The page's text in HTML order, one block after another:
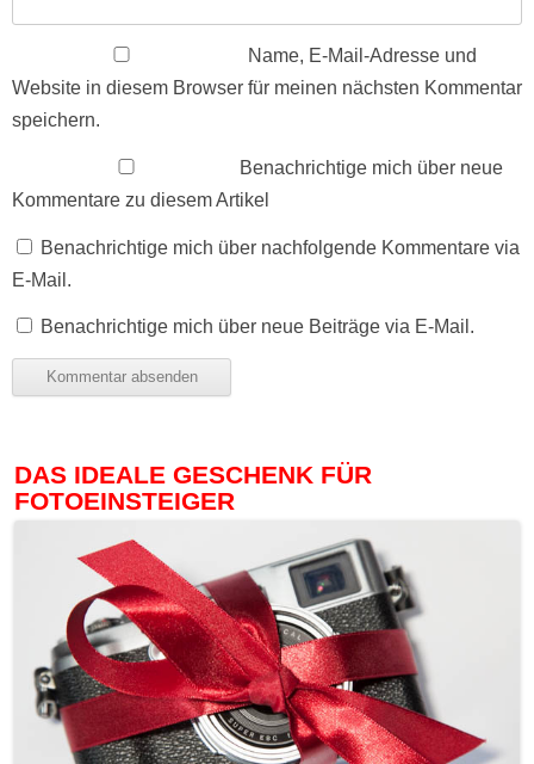
Name, E-Mail-Adresse und
Website in diesem Browser für meinen nächsten Kommentar
speichern.
Benachrichtige mich über neue
Kommentare zu diesem Artikel
Benachrichtige mich über nachfolgende Kommentare via
E-Mail.
Benachrichtige mich über neue Beiträge via E-Mail.
DAS IDEALE GESCHENK FÜR
FOTOEINSTEIGER